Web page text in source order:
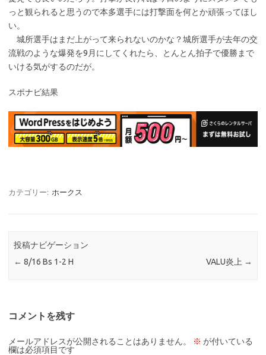
っと観られると思うので本多選手には打撃面を何とか頑張ってほし
い。
城所選手はまだ上がって来られないのかな？城所選手が去年の交
流戦のような爆発を9月にしてくれたら、とんとん拍子で優勝まで
いける気がするのだが。
スポナビ結果
カテゴリー: ホークス
投稿ナビゲーション
← 8/16 Bs 1-2 H VALU炎上 →
コメントを残す
メールアドレスが公開されることはありません。 ※ が付いている
欄は必須項目です